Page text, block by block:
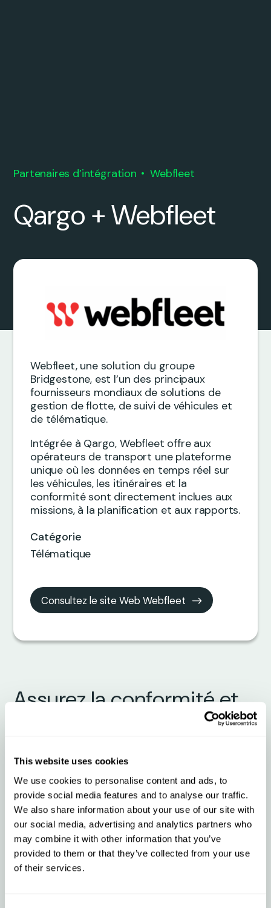
This website uses cookies
We use cookies to personalise content and ads, to
provide social media features and to analyse our traffic.
We also share information about your use of our site with
our social media, advertising and analytics partners who
may combine it with other information that you’ve
provided to them or that they’ve collected from your use
of their services.
Partenaires d’intégration Webfleet
Qargo + Webfleet
Assurez la conformité et
obtenez des informations
flotte avec
Webfleet + Qargo
Ce que l’intégration vous apporte
Webfleet, une solution du groupe
Bridgestone, est l’un des principaux
fournisseurs mondiaux de solutions de
gestion de flotte, de suivi de véhicules et
de télématique.
Intégrée à Qargo, Webfleet offre aux
opérateurs de transport une plateforme
unique où les données en temps réel sur
les véhicules, les itinéraires et la
conformité sont directement inclues aux
missions, à la planification et aux rapports.
Catégorie
Télématique
Consultez le site Web Webfleet